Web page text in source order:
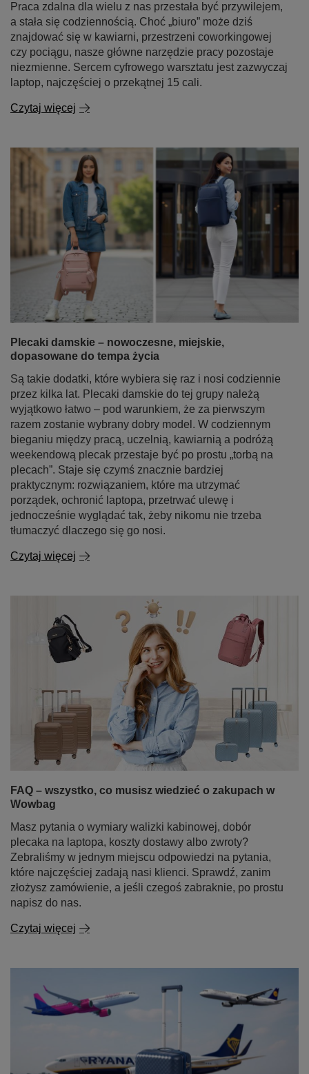
Praca zdalna dla wielu z nas przestała być przywilejem,
a stała się codziennością. Choć „biuro” może dziś
znajdować się w kawiarni, przestrzeni coworkingowej
czy pociągu, nasze główne narzędzie pracy pozostaje
niezmienne. Sercem cyfrowego warsztatu jest zazwyczaj
laptop, najczęściej o przekątnej 15 cali.
Czytaj więcej
Plecaki damskie – nowoczesne, miejskie,
dopasowane do tempa życia
Są takie dodatki, które wybiera się raz i nosi codziennie
przez kilka lat. Plecaki damskie do tej grupy należą
wyjątkowo łatwo – pod warunkiem, że za pierwszym
razem zostanie wybrany dobry model. W codziennym
bieganiu między pracą, uczelnią, kawiarnią a podróżą
weekendową plecak przestaje być po prostu „torbą na
plecach”. Staje się czymś znacznie bardziej
praktycznym: rozwiązaniem, które ma utrzymać
porządek, ochronić laptopa, przetrwać ulewę i
jednocześnie wyglądać tak, żeby nikomu nie trzeba
tłumaczyć dlaczego się go nosi.
Czytaj więcej
FAQ – wszystko, co musisz wiedzieć o zakupach w
Wowbag
Masz pytania o wymiary walizki kabinowej, dobór
plecaka na laptopa, koszty dostawy albo zwroty?
Zebraliśmy w jednym miejscu odpowiedzi na pytania,
które najczęściej zadają nasi klienci. Sprawdź, zanim
złożysz zamówienie, a jeśli czegoś zabraknie, po prostu
napisz do nas.
Czytaj więcej